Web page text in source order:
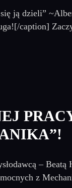
ją dzieli”
caption]
–
z